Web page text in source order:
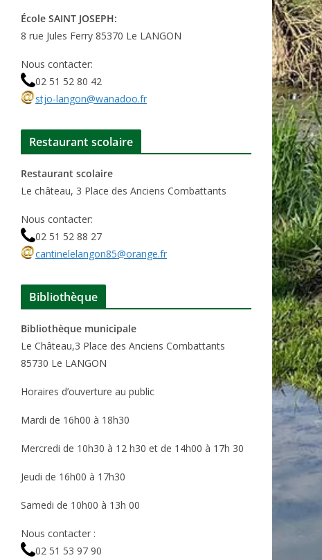
École SAINT JOSEPH:
8 rue Jules Ferry 85370 Le LANGON
Nous contacter:
02 51 52 80 42
stjo-langon@wanadoo.fr
Restaurant scolaire
Restaurant scolaire
Le château, 3 Place des Anciens Combattants
Nous contacter:
02 51 52 88 27
cantinelelangon85@orange.fr
Bibliothèque
Bibliothèque municipale
Le Château,3 Place des Anciens Combattants
85730 Le LANGON
Horaires d’ouverture au public
Mardi de 16h00 à 18h30
Mercredi de 10h30 à 12 h30 et de 14h00 à 17h 30
Jeudi de 16h00 à 17h30
Samedi de 10h00 à 13h 00
Nous contacter :
02 51 53 97 90